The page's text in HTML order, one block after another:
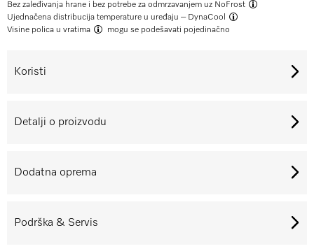
Bez zaleđivanja hrane i bez potrebe za odmrzavanjem uz NoFrost
Ujednačena distribucija temperature u uređaju – DynaCool
Visine polica u vratima
mogu se podešavati pojedinačno
Koristi
Detalji o proizvodu
Dodatna oprema
Podrška & Servis